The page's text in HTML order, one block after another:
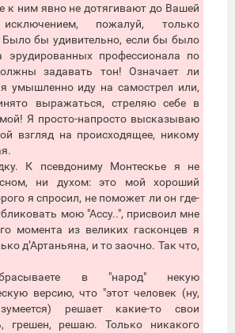
к ним явно не дотягивают до Вашей
пожалуй, только
Было бы удивительно, если бы было
эрудированных профессионала по
задавать тон! Означает ли
умышленно иду на самострел или,
выражаться, стреляю себе в
Я просто-напросто высказываю
взгляд на происходящее, никому
К псевдониму Монтескье я не
ни духом: это мой хороший
я спросил, не поможет ли он где-
мою "Ассу..", присвоил мне
момента из великих гасконцев я
д’Артаньяна, и то заочно. Так что,
в "народ" некую
версию, что "этот человек (ну,
решает какие-то свои
грешен, решаю. Только никакого